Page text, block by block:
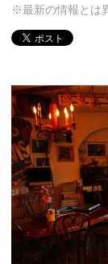
※最新の情報とは